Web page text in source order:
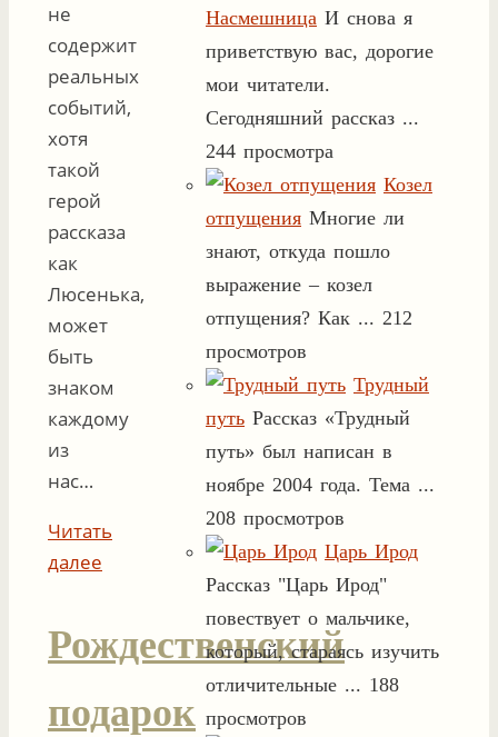
не
содержит
реальных
событий,
хотя
такой
герой
рассказа
как
Люсенька,
может
быть
знаком
каждому
из
нас…
Читать
далее
Рождественский
подарок
Насмешница И снова я
приветствую вас, дорогие
мои читатели.
Сегодняшний рассказ ...
244 просмотра
Козел
отпущения Многие ли
знают, откуда пошло
выражение – козел
отпущения? Как ... 212
просмотров
Трудный
путь Рассказ «Трудный
путь» был написан в
ноябре 2004 года. Тема ...
208 просмотров
Царь Ирод
Рассказ "Царь Ирод"
повествует о мальчике,
который, стараясь изучить
отличительные ... 188
просмотров